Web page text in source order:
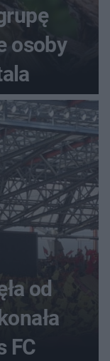
osoby
od
FC